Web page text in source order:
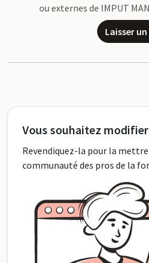
ou externes de IMPUT
Laisser
Vous souhaitez
Revendiquez-la pour la
communauté des pros de la